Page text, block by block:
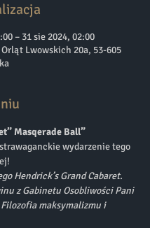
– 31 sie 2024, 02:00
Lwowskich 20a, 53-605
Masqerade Ball”
wydarzenie tego
Hendrick’s Grand Cabaret.
z Gabinetu Osobliwości Pani
maksymalizmu i